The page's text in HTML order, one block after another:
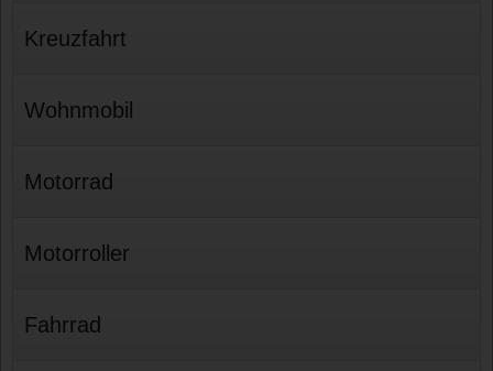
Kreuzfahrt
Wohnmobil
Motorrad
Motorroller
Fahrrad